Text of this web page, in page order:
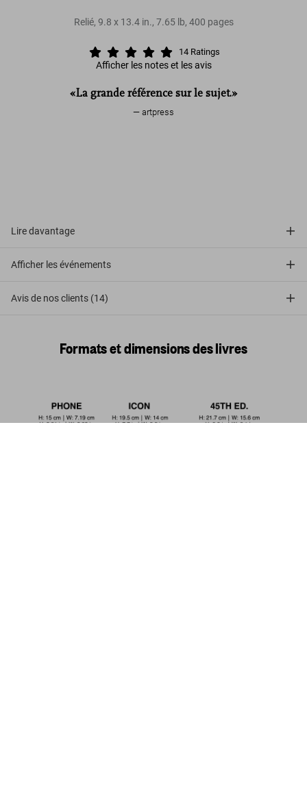
Relié, 9.8 x 13.4 in., 7.65 lb, 400 pages
14 Ratings
Afficher les notes et les avis
«La grande référence sur le sujet.»
artpress
Lire davantage
Afficher les événements
Avis de nos clients (14)
Formats et dimensions des livres